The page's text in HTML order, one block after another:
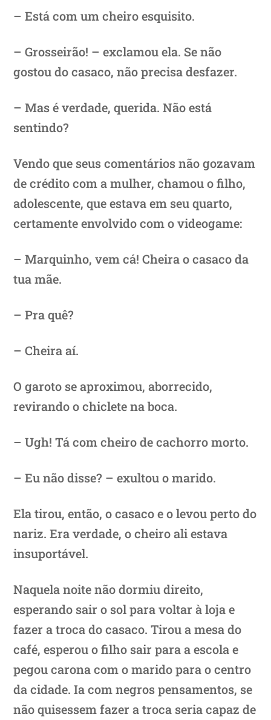
– Está com um cheiro esquisito.
– Grosseirão! – exclamou ela. Se não
gostou do casaco, não precisa desfazer.
– Mas é verdade, querida. Não está
sentindo?
Vendo que seus comentários não gozavam
de crédito com a mulher, chamou o filho,
adolescente, que estava em seu quarto,
certamente envolvido com o videogame:
– Marquinho, vem cá! Cheira o casaco da
tua mãe.
– Pra quê?
– Cheira aí.
O garoto se aproximou, aborrecido,
revirando o chiclete na boca.
– Ugh! Tá com cheiro de cachorro morto.
– Eu não disse? – exultou o marido.
Ela tirou, então, o casaco e o levou perto do
nariz. Era verdade, o cheiro ali estava
insuportável.
Naquela noite não dormiu direito,
esperando sair o sol para voltar à loja e
fazer a troca do casaco. Tirou a mesa do
café, esperou o filho sair para a escola e
pegou carona com o marido para o centro
da cidade. Ia com negros pensamentos, se
não quisessem fazer a troca seria capaz de